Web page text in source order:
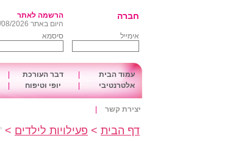
חברה
הרשמה לאתר
היום באתר 07/08/2026
אימייל
סיסמא
עמוד הבית דבר העורכת
אלטרנטיבי
יופי וטיפוח
יצירת קשר
דף הבית > פעילויות לילדים >